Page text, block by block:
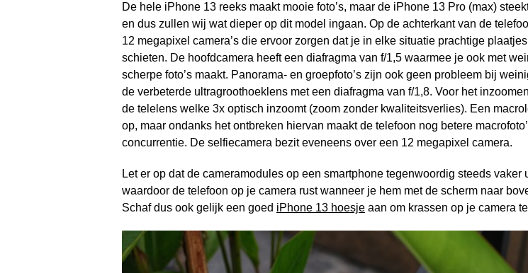
De hele iPhone 13 reeks maakt mooie foto’s, maar de iPhone 13 Pro (max)
en dus zullen wij wat dieper op dit model ingaan. Op de achterkant van de
12 megapixel camera’s die ervoor zorgen dat je in elke situatie prachtige
schieten. De hoofdcamera heeft een diafragma van f/1,5 waarmee je ook met
scherpe foto’s maakt. Panorama- en groepfoto’s zijn ook geen probleem bij
de verbeterde ultragroothoeklens met een diafragma van f/1,8. Voor het
de telelens welke 3x optisch inzoomt (zoom zonder kwaliteitsverlies). Een
op, maar ondanks het ontbreken hiervan maakt de telefoon nog betere
concurrentie. De selfiecamera bezit eveneens over een 12 megapixel camera.
Let er op dat de cameramodules op een smartphone tegenwoordig steeds vaker
waardoor de telefoon op je camera rust wanneer je hem met de scherm naar
Schaf dus ook gelijk een goed iPhone 13 hoesje aan om krassen op je camera